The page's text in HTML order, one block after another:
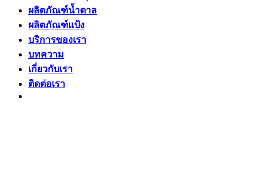
ผลิตภัณฑ์น้ำตาล
ผลิตภัณฑ์แป้ง
บริการของเรา
บทความ
เกี่ยวกับเรา
ติดต่อเรา